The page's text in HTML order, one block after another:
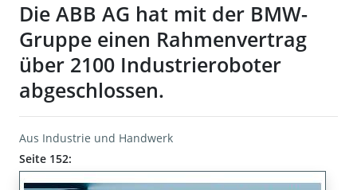
Die ABB AG hat mit der BMW-
Gruppe einen Rahmenvertrag
über 2100 Industrieroboter
abgeschlossen.
Aus Industrie und Handwerk
Seite 152: